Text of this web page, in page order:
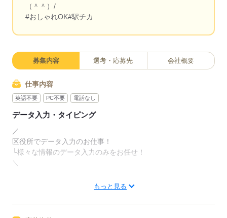
（＾＾）/
#おしゃれOK#駅チカ
募集内容 選考・応募先 会社概要
仕事内容
英語不要 PC不要 電話なし
データ入力・タイピング
／
区役所でデータ入力のお仕事！
└様々な情報のデータ入力のみをお任せ！
＼
その他にもネオキャリアなら
▽お仕事例…
もっと見る